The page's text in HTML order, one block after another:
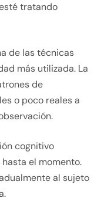
tratando
de las técnicas
más utilizada. La
de
o poco reales a
cognitivo
el momento.
al sujeto